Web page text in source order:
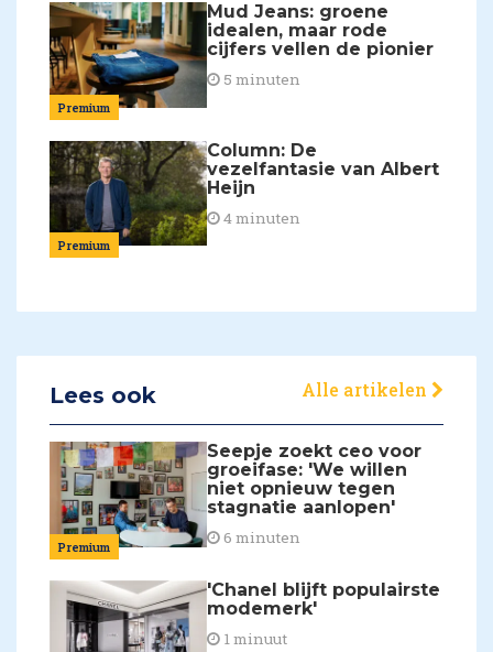
Premium
Mud Jeans: groene
idealen, maar rode
cijfers vellen de pionier
5 minuten
Premium
Column: De
vezelfantasie van Albert
Heijn
4 minuten
Lees ook Alle artikelen
Premium
Seepje zoekt ceo voor
groeifase: 'We willen
niet opnieuw tegen
stagnatie aanlopen'
6 minuten
'Chanel blijft populairste
modemerk'
1 minuut